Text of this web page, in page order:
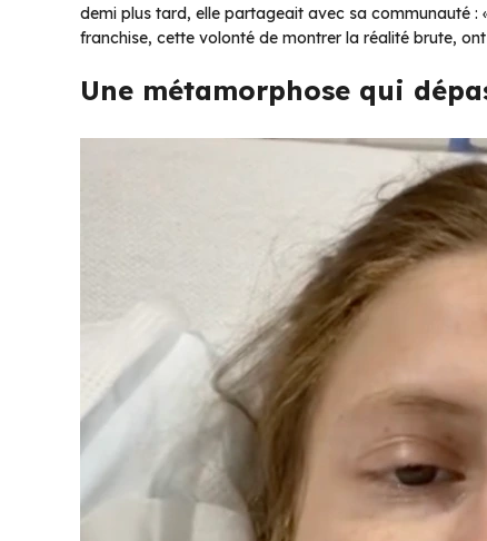
demi plus tard, elle partageait avec sa communauté :
franchise, cette volonté de montrer la réalité brute,
Une métamorphose qui